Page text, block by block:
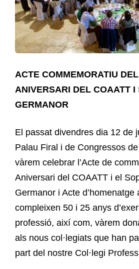
ACTE COMMEMORATIU
ANIVERSARI DEL COAATT I
GERMANOR
El passat divendres dia 12 de
Palau Firal i de Congressos
vàrem celebrar l’Acte de
Aniversari del COAATT i el
Germanor i Acte d’homenatge
compleixen 50 i 25 anys
professió, així com, vàrem
als nous col·legiats que han
part del nostre Col·legi